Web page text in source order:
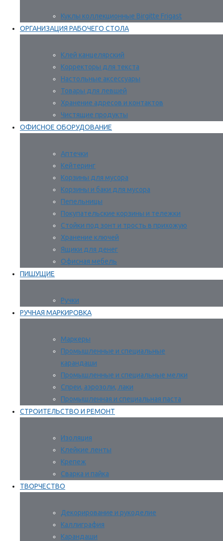
Куклы коллекционные Birgitte Frigast
ОРГАНИЗАЦИЯ РАБОЧЕГО СТОЛА
Клей канцелярский
Корректоры для текста
Настольные аксессуары
Товары для левшей
Хранение адресов и контактов
Чистящие продукты
ОФИСНОЕ ОБОРУДОВАНИЕ
Аптечки
Кейтеринг
Корзины для мусора
Корзины и баки для мусора
Пепельницы
Покупательские корзины и тележки
Стойки под зонт и трость в прихожую
Хранение ключей
Ящики для денег
Офисная мебель
ПИШУЩИЕ
Ручки
РУЧНАЯ МАРКИРОВКА
Маркеры
Промышленные и специальные
карандаши
Промышленные и специальные мелки
Спреи, аэрозоли, лаки
Промышленная и специальная паста
СТРОИТЕЛЬСТВО И РЕМОНТ
Изоляция
Клейкие ленты
Крепеж
Сварка и пайка
ТВОРЧЕСТВО
Декорирование и рукоделие
Каллиграфия
Карандаши